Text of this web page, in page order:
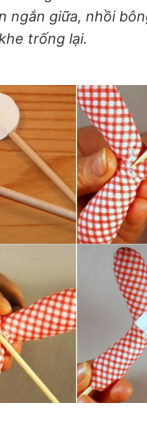
ngắn giữa, nhồi
trống lại.